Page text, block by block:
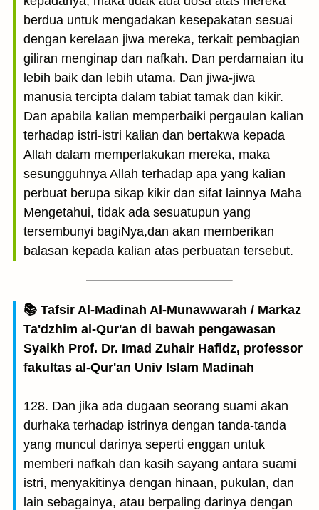
berdua untuk mengadakan kesepakatan sesuai
dengan kerelaan jiwa mereka, terkait pembagian
giliran menginap dan nafkah. Dan perdamaian itu
lebih baik dan lebih utama. Dan jiwa-jiwa
manusia tercipta dalam tabiat tamak dan kikir.
Dan apabila kalian memperbaiki pergaulan kalian
terhadap istri-istri kalian dan bertakwa kepada
Allah dalam memperlakukan mereka, maka
sesungguhnya Allah terhadap apa yang kalian
perbuat berupa sikap kikir dan sifat lainnya Maha
Mengetahui, tidak ada sesuatupun yang
tersembunyi bagiNya,dan akan memberikan
balasan kepada kalian atas perbuatan tersebut.
📚 Tafsir Al-Madinah Al-Munawwarah / Markaz
Ta'dzhim al-Qur'an di bawah pengawasan
Syaikh Prof. Dr. Imad Zuhair Hafidz, professor
fakultas al-Qur'an Univ Islam Madinah
128. Dan jika ada dugaan seorang suami akan
durhaka terhadap istrinya dengan tanda-tanda
yang muncul darinya seperti enggan untuk
memberi nafkah dan kasih sayang antara suami
istri, menyakitinya dengan hinaan, pukulan, dan
lain sebagainya, atau berpaling darinya dengan